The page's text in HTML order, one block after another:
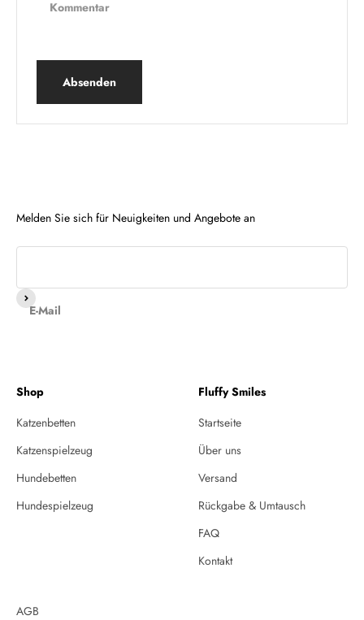
Kommentar
Absenden
Melden Sie sich für Neuigkeiten und Angebote an
E-Mail
Abonnieren
Shop
Katzenbetten
Katzenspielzeug
Hundebetten
Hundespielzeug
Fluffy Smiles
Startseite
Über uns
Versand
Rückgabe & Umtausch
FAQ
Kontakt
AGB